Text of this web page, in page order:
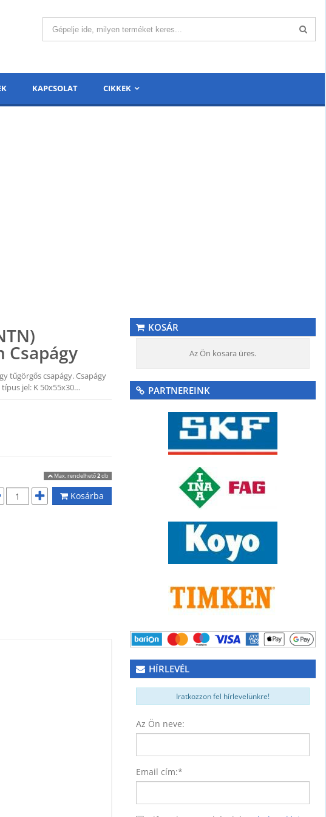
KAPCSOLAT CIKKEK
Csapágy
tűgörgős csapágy. Csapágy
jel: K 50x55x30…
Max. rendelhető2db
Kosárba
KOSÁR
Az Ön kosara üres.
PARTNEREINK
HÍRLEVÉL
Iratkozzon fel hírlevelünkre!
Az Ön neve:
Email cím:*